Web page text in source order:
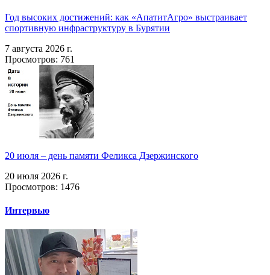
Год высоких достижений: как «АпатитАгро» выстраивает
спортивную инфраструктуру в Бурятии
7 августа 2026 г.
Просмотров: 761
20 июля – день памяти Феликса Дзержинского
20 июля 2026 г.
Просмотров: 1476
Интервью